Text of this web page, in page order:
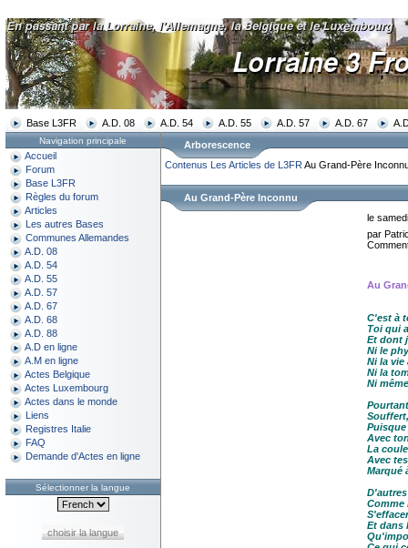
Base L3FR A.D. 08 A.D. 54 A.D. 55 A.D. 57 A.D. 67
Navigation principale
Accueil
Forum
Base L3FR
Règles du forum
Articles
Les autres Bases
Communes Allemandes
A.D. 08
A.D. 54
A.D. 55
A.D. 57
A.D. 67
A.D. 68
A.D. 88
A.D en ligne
A.M en ligne
Actes Belgique
Actes Luxembourg
Actes dans le monde
Liens
Registres Italie
FAQ
Demande d'Actes en ligne
Sélectionner la langue
choisir la langue
Arborescence
Contenus Les Articles de L3FR Au Grand-Père
Au Grand-Père Inconnu
le
par
Au
C'est à
Toi qui
Et dont
Ni le
Ni la vie
Ni la
Ni
Puisque
Avec
La
Avec
Marqué
Comme
Et dans